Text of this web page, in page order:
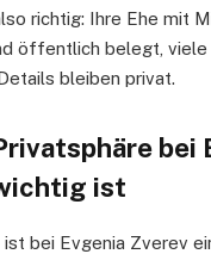
richtig: Ihre Ehe mit
öffentlich belegt,
bleiben privat.
bei
ist
ist bei Evgenia Zverev